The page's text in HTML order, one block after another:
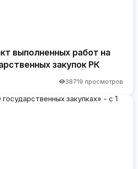
выполненных работ на
закупок РК
38719 просмотров